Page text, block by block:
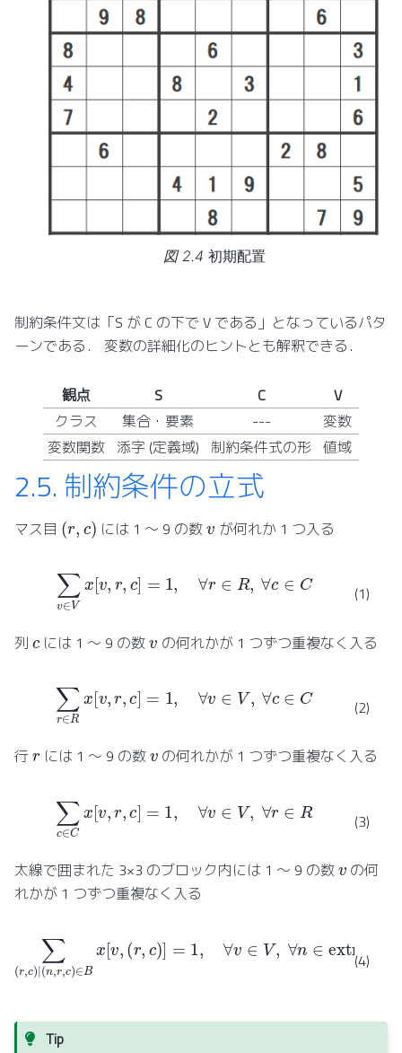
図 2.4 初期配置
制約条件文は「S が C の下で V である」となっているパタ
ーンである． 変数の詳細化のヒントとも解釈できる．
観点 S C
V
クラス
集合・要素 ---
変数
変数関数 添字 (定義域) 制約条件式の形 値域
2.5. 制約条件の立式
マス目 (r,c ) には 1 ～ 9 の数v が何れか 1 つ入る
(1)
∑ [ c] ∀r ∈R ∀ c∈
列 c には 1 ～ 9 の数v の何れかが 1 つずつ重複なく入る
(2)
∑ [v c] ∀v ∈V ,∀ ∈C
行 rには 1 ～ 9 の数vの何れかが 1 つずつ重複なく入る
(3)
∑ [v c] ∀v ∈V ∀ ∈R
太線で囲まれた 3×3 のブロック内には 1 ～ 9 の数v の何
れかが 1 つずつ重複なく入る
(4)
c)∣(n B v c)] ,∀ V, ∈extract B
Tip